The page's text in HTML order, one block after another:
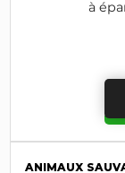
à
ANIMAUX